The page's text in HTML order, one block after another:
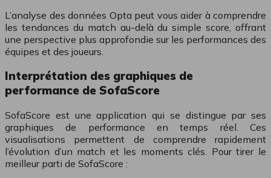
L’analyse des données Opta peut vous aider à comprendre
les tendances du match au-delà du simple score, offrant
une perspective plus approfondie sur les performances des
équipes et des joueurs.
Interprétation des graphiques de
performance de SofaScore
SofaScore est une application qui se distingue par ses
graphiques de performance en temps réel. Ces
visualisations permettent de comprendre rapidement
l’évolution d’un match et les moments clés. Pour tirer le
meilleur parti de SofaScore :